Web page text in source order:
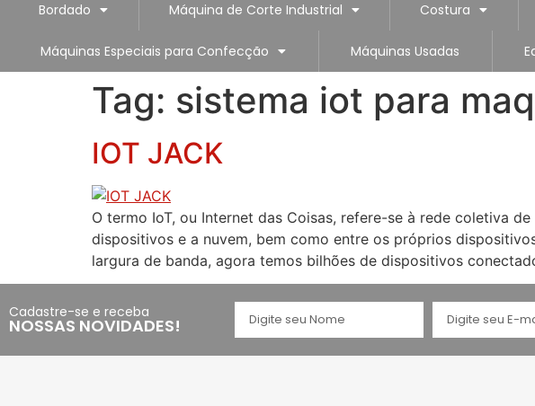
Bordado Máquina de Corte Industrial Costura
Máquinas Especiais para Confecção Máquinas Usadas
Tag: sistema iot para
IOT JACK
O termo IoT, ou Internet das Coisas, refere-se à rede coletiva
dispositivos e a nuvem, bem como entre os próprios
largura de banda, agora temos bilhões de dispositivos
Cadastre-se e receba
NOSSAS NOVIDADES!